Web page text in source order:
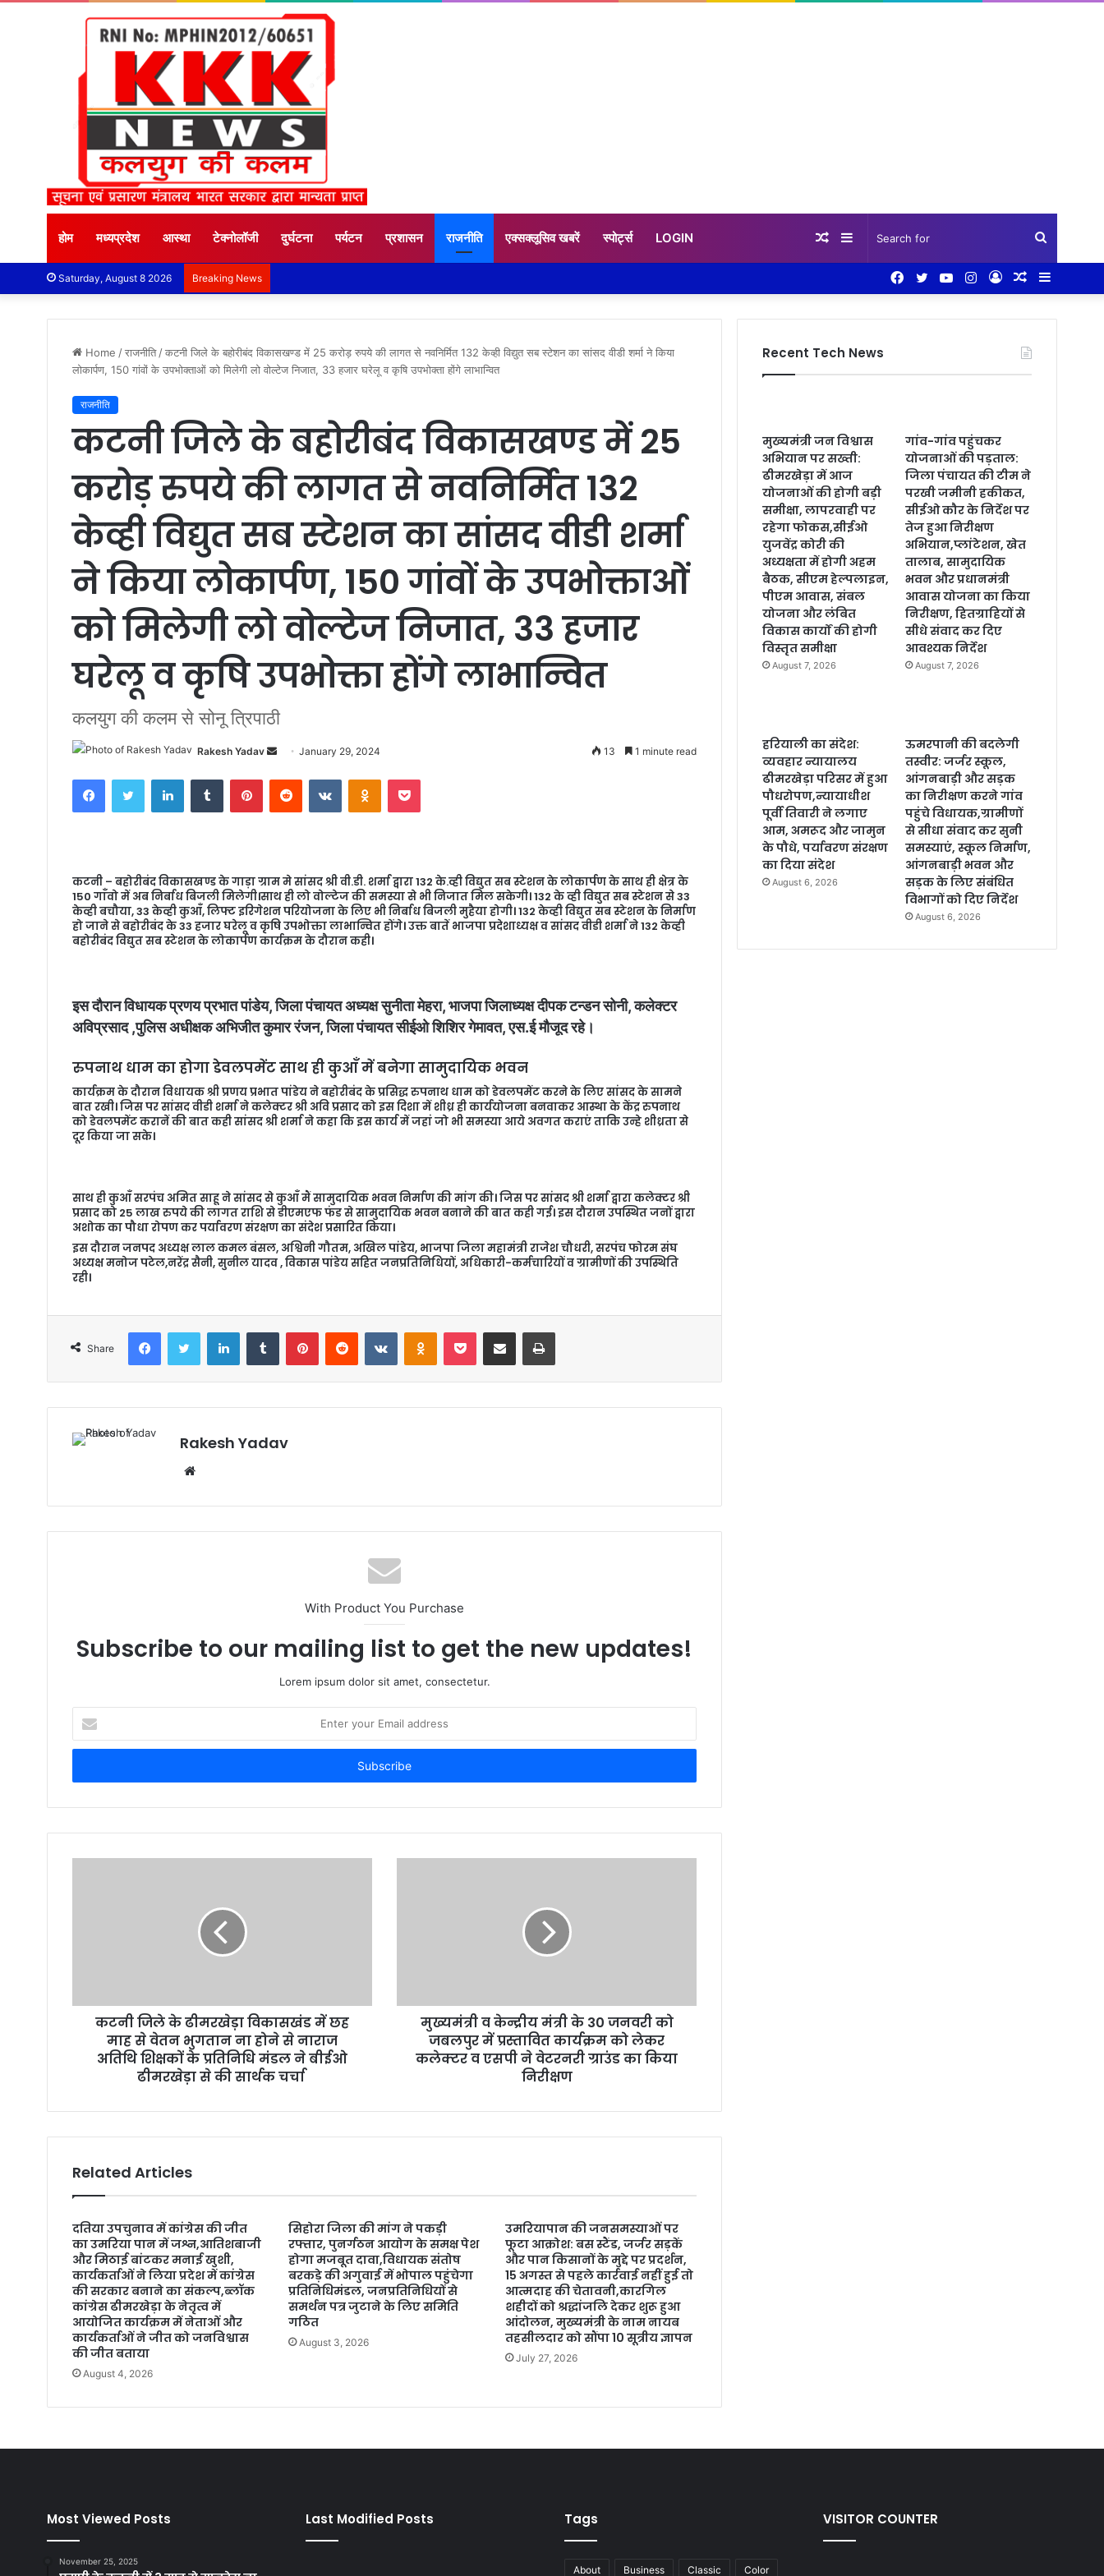
होम मध्यप्रदेश आस्था टेक्नोलॉजी दुर्घटना पर्यटन प्रशासन राजनीति एक्सक्लूसिव खबरें स्पोर्ट्स LOGIN
for
Sidebar
Random
Saturday, August 8 2026 Breaking News
Random
Log
Instagram
YouTube
Twitter
Facebook
Home /राजनीति /कटनी जिले के बहोरीबंद विकासखण्ड में 25 करोड़ रुपये की लागत से नवनिर्मित 132 केव्ही विद्युत सब स्टेशन का सांसद वीडी शर्मा ने किया
लोकार्पण, 150 गांवों के उपभोक्ताओं को मिलेगी लो वोल्टेज निजात, 33 हजार घरेलू व कृषि उपभोक्ता होंगे लाभान्वित
राजनीति
कटनी जिले के बहोरीबंद विकासखण्ड में 25
करोड़ रुपये की लागत से नवनिर्मित 132
केव्ही विद्युत सब स्टेशन का सांसद वीडी शर्मा
ने किया लोकार्पण, 150 गांवों के उपभोक्ताओं
को मिलेगी लो वोल्टेज निजात, 33 हजार
घरेलू व कृषि उपभोक्ता होंगे लाभान्वित
कलयुग की कलम से सोनू त्रिपाठी
Rakesh Yadav
n
d
m
a
i
l
January 29, 2024 13 1 minute read
कटनी – बहोरीबंद विकासखण्ड के गाड़ा ग्राम मे सांसद श्री वी.डी. शर्मा द्वारा 132 के.व्ही विद्युत सब स्टेशन के लोकार्पण के साथ ही क्षेत्र के
150 गाँवो में अब निर्बाध बिजली मिलेगी।साथ ही लो वोल्टेज की समस्या से भी निजात मिल सकेगी। 132 के व्ही विद्युत सब स्टेशन से 33
केव्ही बचौया, 33 केव्ही कुआँ, लिफ्ट इरिगेशन परियोजना के लिए भी निर्बाध बिजली मुहैया होगी। 132 केव्ही विद्युत सब स्टेशन के निर्माण
हो जाने से बहोरीबंद के 33 हजार घरेलू व कृषि उपभोक्ता लाभान्वित होंगे। उक्त बातें भाजपा प्रदेशाध्यक्ष व सांसद वीडी शर्मा ने 132 केव्ही
बहोरीबंद विद्युत सब स्टेशन के लोकार्पण कार्यक्रम के दौरान कही।
इस दौरान विधायक प्रणय प्रभात पांडेय, जिला पंचायत अध्यक्ष सुनीता मेहरा, भाजपा जिलाध्यक्ष दीपक टन्डन सोनी, कलेक्टर
अविप्रसाद ,पुलिस अधीक्षक अभिजीत कुमार रंजन, जिला पंचायत सीईओ शिशिर गेमावत, एस.ई मौजूद रहे।
रुपनाथ धाम का होगा डेवलपमेंट साथ ही कुआँ में बनेगा सामुदायिक भवन
कार्यक्रम के दौरान विधायक श्री प्रणय प्रभात पांडेय ने बहोरीबंद के प्रसिद्ध रुपनाथ धाम को डेवलपमेंट करने के लिए सांसद के सामने
बात रखी। जिस पर सांसद वीडी शर्मा ने कलेक्टर श्री अवि प्रसाद को इस दिशा में शीध्र ही कार्ययोजना बनवाकर आस्था के केंद्र रुपनाथ
को डेवलपमेंट करानें की बात कही सांसद श्री शर्मा ने कहा कि इस कार्य में जहां जो भी समस्या आये अवगत कराएं ताकि उन्हे शीध्रता से
दूर किया जा सके।
साथ ही कुआँ सरपंच अमित साहू ने सांसद से कुआँ मैं सामुदायिक भवन निर्माण की मांग की। जिस पर सांसद श्री शर्मा द्वारा कलेक्टर श्री
प्रसाद को 25 लाख रुपये की लागत राशि से डीएमएफ फंड से सामुदायिक भवन बनाने की बात कही गई। इस दौरान उपस्थित जनों द्वारा
अशोक का पौधा रोपण कर पर्यावरण संरक्षण का संदेश प्रसारित किया।
इस दौरान जनपद अध्यक्ष लाल कमल बंसल, अश्विनी गौतम, अखिल पांडेय, भाजपा जिला महामंत्री राजेश चौधरी, सरपंच फोरम संघ
अध्यक्ष मनोज पटेल,नरेंद्र सैनी, सुनील यादव , विकास पांडेय सहित जनप्रतिनिधियों, अधिकारी-कर्मचारियों व ग्रामीणों की उपस्थिति
रही।
Share
Rakesh Yadav
b
s
With Product You Purchase
Subscribe to our mailing list to get the new updates!
Lorem ipsum dolor sit amet, consectetur.
t
r
u
r
कटनी जिले के ढीमरखेड़ा विकासखंड में छह
माह से वेतन भुगतान ना होने से नाराज
अतिथि शिक्षकों के प्रतिनिधि मंडल ने बीईओ
ढीमरखेड़ा से की सार्थक चर्चा
मुख्‍यमंत्री व केन्द्रीय मंत्री के 30 जनवरी को
जबलपुर में प्रस्‍तावित कार्यक्रम को लेकर
कलेक्‍टर व एसपी ने वेटरनरी ग्राउंड का किया
निरीक्षण
Related Articles
दतिया उपचुनाव में कांग्रेस की जीत
का उमरिया पान में जश्न,आतिशबाजी
और मिठाई बांटकर मनाई खुशी,
कार्यकर्ताओं ने लिया प्रदेश में कांग्रेस
की सरकार बनाने का संकल्प,ब्लॉक
कांग्रेस ढीमरखेड़ा के नेतृत्व में
आयोजित कार्यक्रम में नेताओं और
कार्यकर्ताओं ने जीत को जनविश्वास
की जीत बताया
August 4, 2026
सिहोरा जिला की मांग ने पकड़ी
रफ्तार, पुनर्गठन आयोग के समक्ष पेश
होगा मजबूत दावा,विधायक संतोष
बरकड़े की अगुवाई में भोपाल पहुंचेगा
प्रतिनिधिमंडल, जनप्रतिनिधियों से
समर्थन पत्र जुटाने के लिए समिति
गठित
August 3, 2026
उमरियापान की जनसमस्याओं पर
फूटा आक्रोश: बस स्टैंड, जर्जर सड़कें
और पान किसानों के मुद्दे पर प्रदर्शन,
15 अगस्त से पहले कार्रवाई नहीं हुई तो
आत्मदाह की चेतावनी,कारगिल
शहीदों को श्रद्धांजलि देकर शुरू हुआ
आंदोलन, मुख्यमंत्री के नाम नायब
तहसीलदार को सौंपा 10 सूत्रीय ज्ञापन
July 27, 2026
Recent Tech News
मुख्यमंत्री जन विश्वास
अभियान पर सख्ती:
ढीमरखेड़ा में आज
योजनाओं की होगी बड़ी
समीक्षा, लापरवाही पर
रहेगा फोकस,सीईओ
युजवेंद्र कोरी की
अध्यक्षता में होगी अहम
बैठक, सीएम हेल्पलाइन,
पीएम आवास, संबल
योजना और लंबित
विकास कार्यों की होगी
विस्तृत समीक्षा
August 7, 2026
गांव-गांव पहुंचकर
योजनाओं की पड़ताल:
जिला पंचायत की टीम ने
परखी जमीनी हकीकत,
सीईओ कौर के निर्देश पर
तेज हुआ निरीक्षण
अभियान,प्लांटेशन, खेत
तालाब, सामुदायिक
भवन और प्रधानमंत्री
आवास योजना का किया
निरीक्षण, हितग्राहियों से
सीधे संवाद कर दिए
आवश्यक निर्देश
August 7, 2026
हरियाली का संदेश:
व्यवहार न्यायालय
ढीमरखेड़ा परिसर में हुआ
पौधरोपण,न्यायाधीश
पूर्वी तिवारी ने लगाए
आम, अमरूद और जामुन
के पौधे, पर्यावरण संरक्षण
का दिया संदेश
August 6, 2026
ऊमरपानी की बदलेगी
तस्वीर: जर्जर स्कूल,
आंगनबाड़ी और सड़क
का निरीक्षण करने गांव
पहुंचे विधायक,ग्रामीणों
से सीधा संवाद कर सुनी
समस्याएं, स्कूल निर्माण,
आंगनबाड़ी भवन और
सड़क के लिए संबंधित
विभागों को दिए निर्देश
August 6, 2026
Most Viewed Posts
November 25, 2025
Last Modified Posts Tags
About Business Classic Color
VISITOR COUNTER